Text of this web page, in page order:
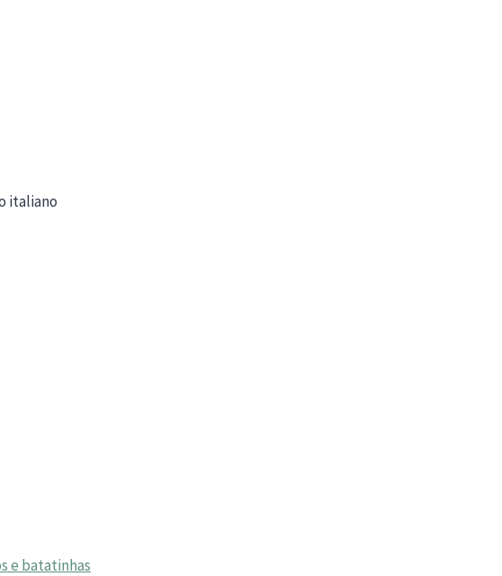
italiano
e batatinhas